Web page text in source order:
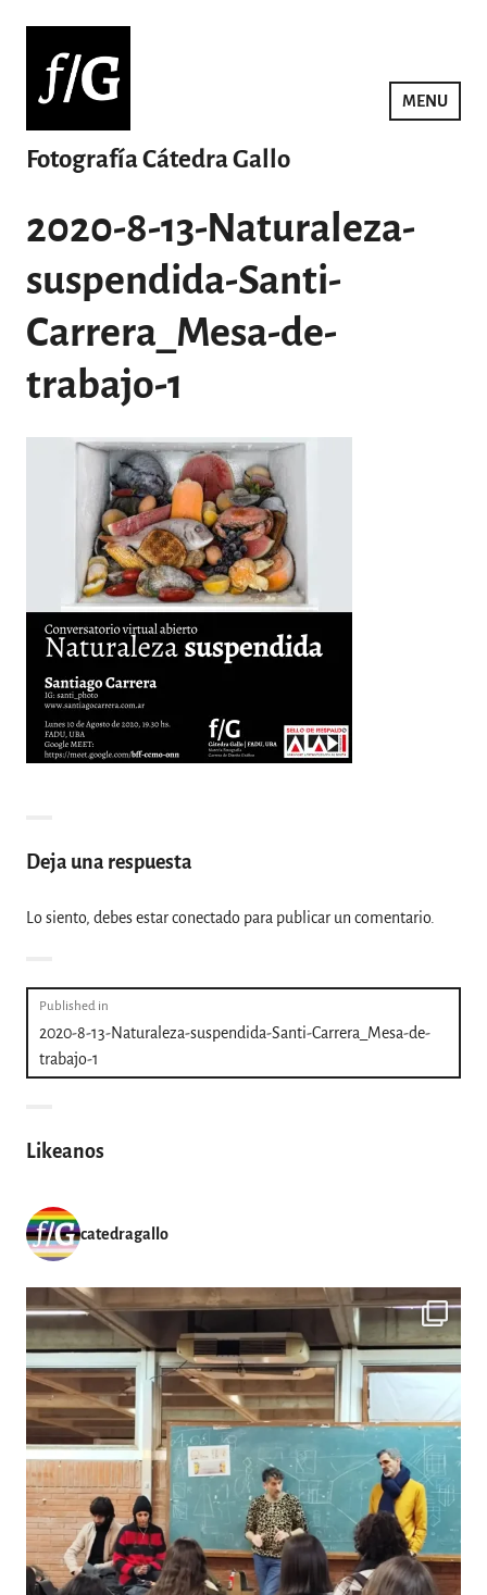
contenido
Fotografía Cátedra Gallo
MENU
2020-8-13-Naturaleza-
suspendida-Santi-
Carrera_Mesa-de-
trabajo-1
Deja una respuesta
Lo siento, debes estarconectado para publicar un comentario.
Navegación
de
entradas
Published in
2020-8-13-Naturaleza-suspendida-Santi-Carrera_Mesa-de-
trabajo-1
Likeanos
catedragallo